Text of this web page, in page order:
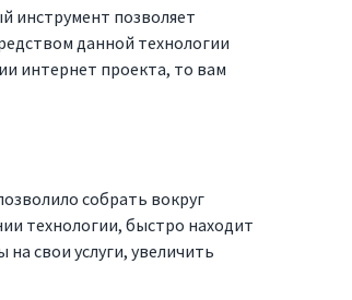
инструмент позволяет
данной технологии
интернет проекта, то вам
собрать вокруг
технологии, быстро находит
свои услуги, увеличить